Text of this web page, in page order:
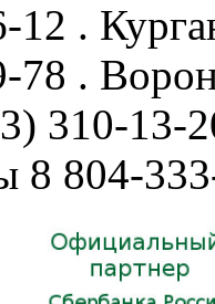
12 .
78 .
310-13-
8 804-